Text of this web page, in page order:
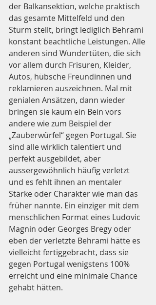
der Balkansektion, welche praktisch
das gesamte Mittelfeld und den
Sturm stellt, bringt lediglich Behrami
konstant beachtliche Leistungen. Alle
anderen sind Wundertüten, die sich
vor allem durch Frisuren, Kleider,
Autos, hübsche Freundinnen und
reklamieren auszeichnen. Mal mit
genialen Ansätzen, dann wieder
bringen sie kaum ein Bein vors
andere wie zum Beispiel der
„Zauberwürfel“ gegen Portugal. Sie
sind alle wirklich talentiert und
perfekt ausgebildet, aber
aussergewöhnlich häufig verletzt
und es fehlt ihnen an mentaler
Stärke oder Charakter wie man das
früher nannte. Ein einziger mit dem
menschlichen Format eines Ludovic
Magnin oder Georges Bregy oder
eben der verletzte Behrami hätte es
vielleicht fertiggebracht, dass sie
gegen Portugal wenigstens 100%
erreicht und eine minimale Chance
gehabt hätten.